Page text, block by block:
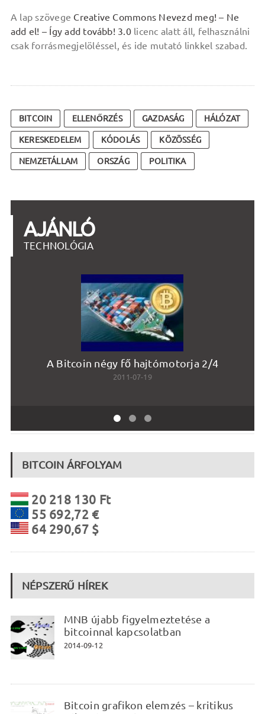
A lap szövege Creative Commons Nevezd meg! – Ne
add el! – Így add tovább! 3.0licenc alatt áll, felhasználni
csak forrásmegjelöléssel, és ide mutató linkkel szabad.
BITCOIN ELLENŐRZÉS GAZDASÁG HÁLÓZAT
KERESKEDELEM KÓDOLÁS KÖZÖSSÉG
NEMZETÁLLAM ORSZÁG POLITIKA
AJÁNLÓ
TECHNOLÓGIA
A Bitcoin négy fő hajtómotorja 2/4
2011-07-19
BITCOIN ÁRFOLYAM
20 218 130 Ft
55 692,72 €
64 290,67 $
NÉPSZERŰ HÍREK
MNB újabb figyelmeztetése a
bitcoinnal kapcsolatban
2014-09-12
Bitcoin grafikon elemzés – kritikus